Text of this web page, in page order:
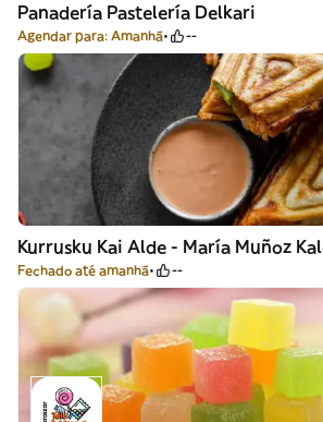
Panadería Pastelería Delkari
Agendar para: Amanhã --
Kurrusku Kai Alde - María Muñoz
Fechado até amanhã --